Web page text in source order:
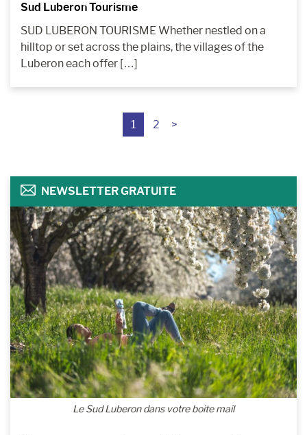
Sud Luberon Tourisme
SUD LUBERON TOURISME Whether nestled on a
hilltop or set across the plains, the villages of the
Luberon each offer […]
1 2 >
NEWSLETTER GRATUITE
Le Sud Luberon dans votre boite mail